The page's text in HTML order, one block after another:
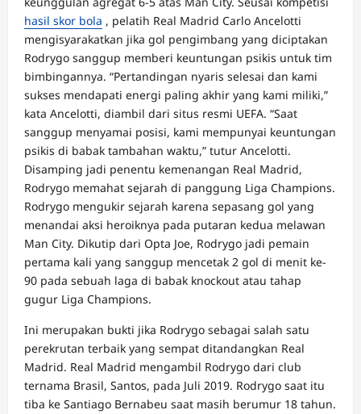
hasil skor bola , pelatih Real Madrid Carlo Ancelotti
mengisyarakatkan jika gol pengimbang yang diciptakan
Rodrygo sanggup memberi keuntungan psikis untuk tim
bimbingannya. “Pertandingan nyaris selesai dan kami
sukses mendapati energi paling akhir yang kami miliki,”
kata Ancelotti, diambil dari situs resmi UEFA. “Saat
sanggup menyamai posisi, kami mempunyai keuntungan
psikis di babak tambahan waktu,” tutur Ancelotti.
Disamping jadi penentu kemenangan Real Madrid,
Rodrygo memahat sejarah di panggung Liga Champions.
Rodrygo mengukir sejarah karena sepasang gol yang
menandai aksi heroiknya pada putaran kedua melawan
Man City. Dikutip dari Opta Joe, Rodrygo jadi pemain
pertama kali yang sanggup mencetak 2 gol di menit ke-
90 pada sebuah laga di babak knockout atau tahap
gugur Liga Champions.
Ini merupakan bukti jika Rodrygo sebagai salah satu
perekrutan terbaik yang sempat ditandangkan Real
Madrid. Real Madrid mengambil Rodrygo dari club
ternama Brasil, Santos, pada Juli 2019. Rodrygo saat itu
tiba ke Santiago Bernabeu saat masih berumur 18 tahun.